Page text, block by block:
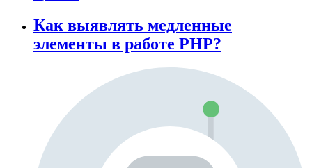
Как выявлять медленные
элементы в работе PHP?